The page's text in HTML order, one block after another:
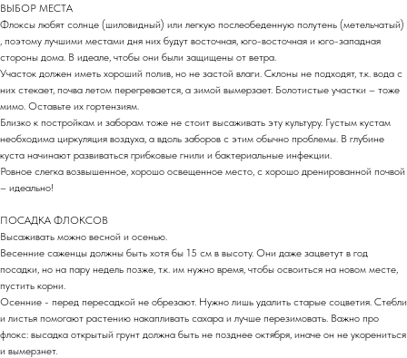
ВЫБОР МЕСТА
Флоксы любят солнце (шиловидный) или легкую послеобеденную полутень (метельчатый)
, поэтому лучшими местами дня них будут восточная, юго-восточная и юго-западная
стороны дома. В идеале, чтобы они были защищены от ветра.
Участок должен иметь хороший полив, но не застой влаги. Склоны не подходят, т.к. вода с
них стекает, почва летом перегревается, а зимой вымерзает. Болотистые участки – тоже
мимо. Оставьте их гортензиям.
Близко к постройкам и заборам тоже не стоит высаживать эту культуру. Густым кустам
необходима циркуляция воздуха, а вдоль заборов с этим обычно проблемы. В глубине
куста начинают развиваться грибковые гнили и бактериальные инфекции.
Ровное слегка возвышенное, хорошо освещенное место, с хорошо дренированной почвой
– идеально!
ПОСАДКА ФЛОКСОВ
Высаживать можно весной и осенью.
Весенние саженцы должны быть хотя бы 15 см в высоту. Они даже зацветут в год
посадки, но на пару недель позже, т.к. им нужно время, чтобы освоиться на новом месте,
пустить корни.
Осенние - перед пересадкой не обрезают. Нужно лишь удалить старые соцветия. Стебли
и листья помогают растению накапливать сахара и лучше перезимовать. Важно про
флокс: высадка открытый грунт должна быть не позднее октября, иначе он не укорениться
и вымерзнет.